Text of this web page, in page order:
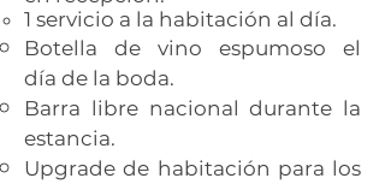
1 servicio a la habitación al día.
Botella de vino espumoso el
día de la boda.
Barra libre nacional durante la
estancia.
Upgrade de habitación para los